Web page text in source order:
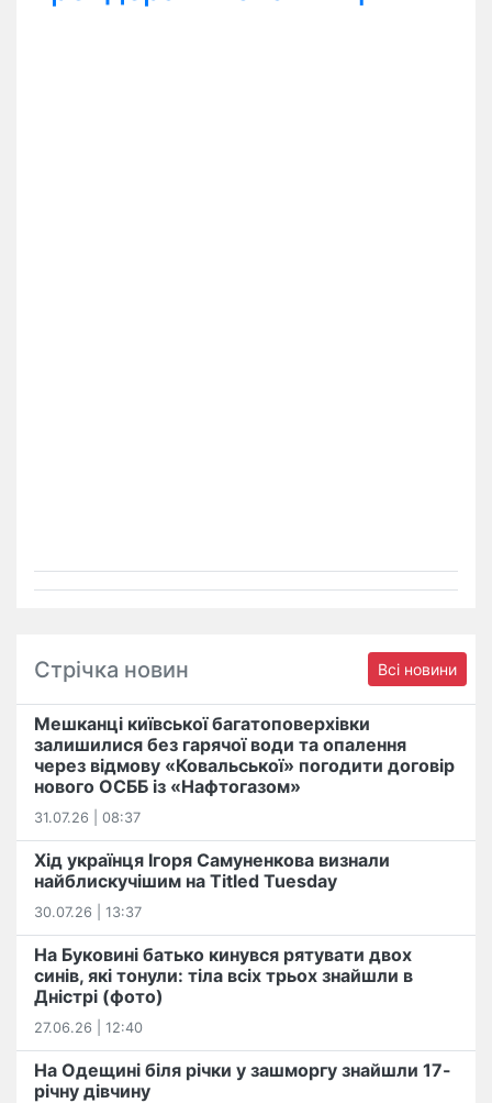
Стрічка новин Всі новини
Мешканці київської багатоповерхівки
залишилися без гарячої води та опалення
через відмову «Ковальської» погодити договір
нового ОСББ із «Нафтогазом»
31.07.26 | 08:37
Хід українця Ігоря Самуненкова визнали
найблискучішим на Titled Tuesday
30.07.26 | 13:37
На Буковині батько кинувся рятувати двох
синів, які тонули: тіла всіх трьох знайшли в
Дністрі (фото)
27.06.26 | 12:40
На Одещині біля річки у зашморгу знайшли 17-
річну дівчину